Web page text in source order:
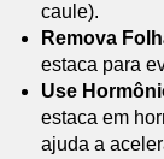
caule).
Remova
estaca para
Use
estaca em
ajuda a